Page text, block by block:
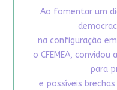
Ao fomentar um
na configuração
o CFEMEA,
para
e possíveis